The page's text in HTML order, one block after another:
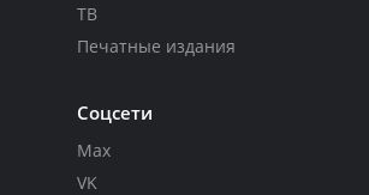
ТВ
Печатные издания
Соцсети
Max
VK